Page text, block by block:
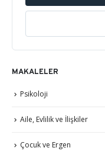
MAKALELER
Psikoloji
Aile, Evlilik ve İlişkiler
Çocuk ve Ergen